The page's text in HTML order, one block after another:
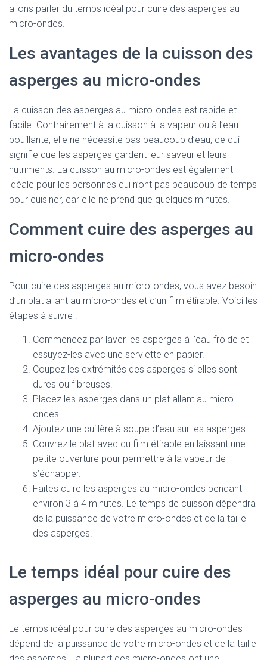
allons parler du temps idéal pour cuire des asperges au
micro-ondes.
Les avantages de la cuisson des
asperges au micro-ondes
La cuisson des asperges au micro-ondes est rapide et
facile. Contrairement à la cuisson à la vapeur ou à l’eau
bouillante, elle ne nécessite pas beaucoup d’eau, ce qui
signifie que les asperges gardent leur saveur et leurs
nutriments. La cuisson au micro-ondes est également
idéale pour les personnes qui n’ont pas beaucoup de temps
pour cuisiner, car elle ne prend que quelques minutes.
Comment cuire des asperges au
micro-ondes
Pour cuire des asperges au micro-ondes, vous avez besoin
d’un plat allant au micro-ondes et d’un film étirable. Voici les
étapes à suivre :
Commencez par laver les asperges à l’eau froide et
essuyez-les avec une serviette en papier.
Coupez les extrémités des asperges si elles sont
dures ou fibreuses.
Placez les asperges dans un plat allant au micro-
ondes.
Ajoutez une cuillère à soupe d’eau sur les asperges.
Couvrez le plat avec du film étirable en laissant une
petite ouverture pour permettre à la vapeur de
s’échapper.
Faites cuire les asperges au micro-ondes pendant
environ 3 à 4 minutes. Le temps de cuisson dépendra
de la puissance de votre micro-ondes et de la taille
des asperges.
Le temps idéal pour cuire des
asperges au micro-ondes
Le temps idéal pour cuire des asperges au micro-ondes
dépend de la puissance de votre micro-ondes et de la taille